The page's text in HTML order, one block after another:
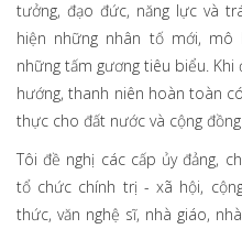
tưởng, đạo đức, năng lực và
hiện những nhân tố mới, mô
những tấm gương tiêu biểu.
hướng, thanh niên hoàn toàn
thực cho đất nước và cộng
Tôi đề nghị các cấp ủy đảng,
tổ chức chính trị - xã hội,
thức, văn nghệ sĩ, nhà giáo,